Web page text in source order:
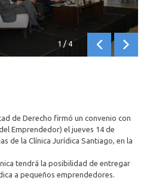
1 /4
Anterior
de Derecho firmó un convenio con
Emprendedor) el jueves 14 de
de la Clínica Jurídica Santiago, en la
tendrá la posibilidad de entregar
a pequeños emprendedores.